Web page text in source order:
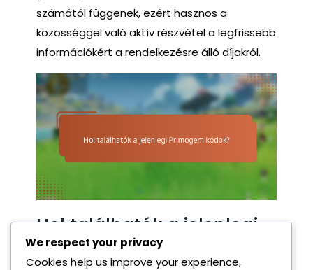
számától függenek, ezért hasznos a
közösséggel való aktív részvétel a legfrissebb
információkért a rendelkezésre álló díjakról.
Hol találhatók a jelenlegi
Primogem kódok?
We respect your privacy
Cookies help us improve your experience,